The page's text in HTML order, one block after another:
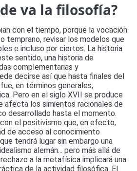
va la filosofía?
con el tiempo, porque la vocación
temprano, revisar los modelos que
e incluso por ciertos. La historia
sentido, una historia de
complementarias y
decirse así que hasta finales del
en términos generales,
Pero en el siglo XVII se produce
afecta los simientos racionales de
desarrollado hasta el momento.
el positivismo que, en efecto,
de acceso al conocimiento
tendrá lugar sin embargo una
alemán... pero más allá de
a la metafísica implicará una
de la actividad filosófica. El